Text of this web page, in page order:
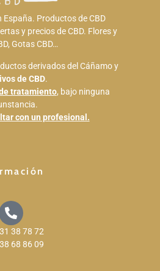
España. Productos de CBD
y precios de CBD. Flores y
Gotas CBD…
derivados del Cáñamo y
de CBD.
tratamiento, bajo ninguna
con un profesional.
38 78 72
68 86 09